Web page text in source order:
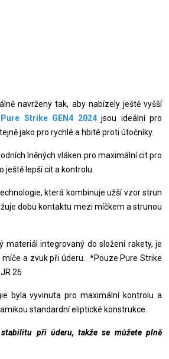
navrženy tak, aby nabízely ještě vyšší
Pure Strike GEN4 2024jsou ideální pro
jako pro rychlé a hbité proti útočníky.
lněných vláken pro maximální cit pro
ještě lepší cit a kontrolu.
která kombinuje užší vzor strun
dobu kontaktu mezi míčkem a strunou
materiál integrovaný do složení rakety, je
a zvuk při úderu. *Pouze Pure Strike
26
byla vyvinuta pro maximální kontrolu a
standardní eliptické konstrukce.
při úderu, takže se můžete plně